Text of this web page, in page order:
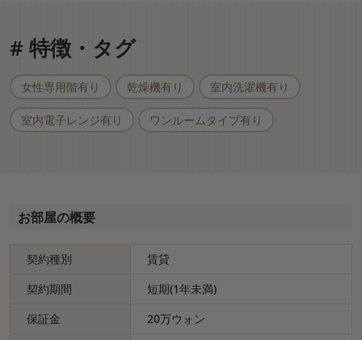
# 特徴・タグ
女性専用階有り 乾燥機有り 室内洗濯機有り
室内電子レンジ有り ワンルームタイプ有り
お部屋の概要
契約種別
賃貸
契約期間
短期(1年未満)
保証金
20万ウォン